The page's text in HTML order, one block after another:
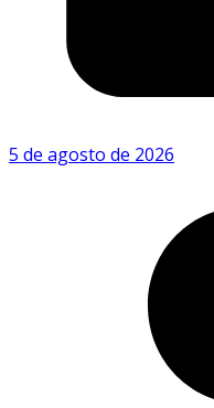
5 de agosto de 2026